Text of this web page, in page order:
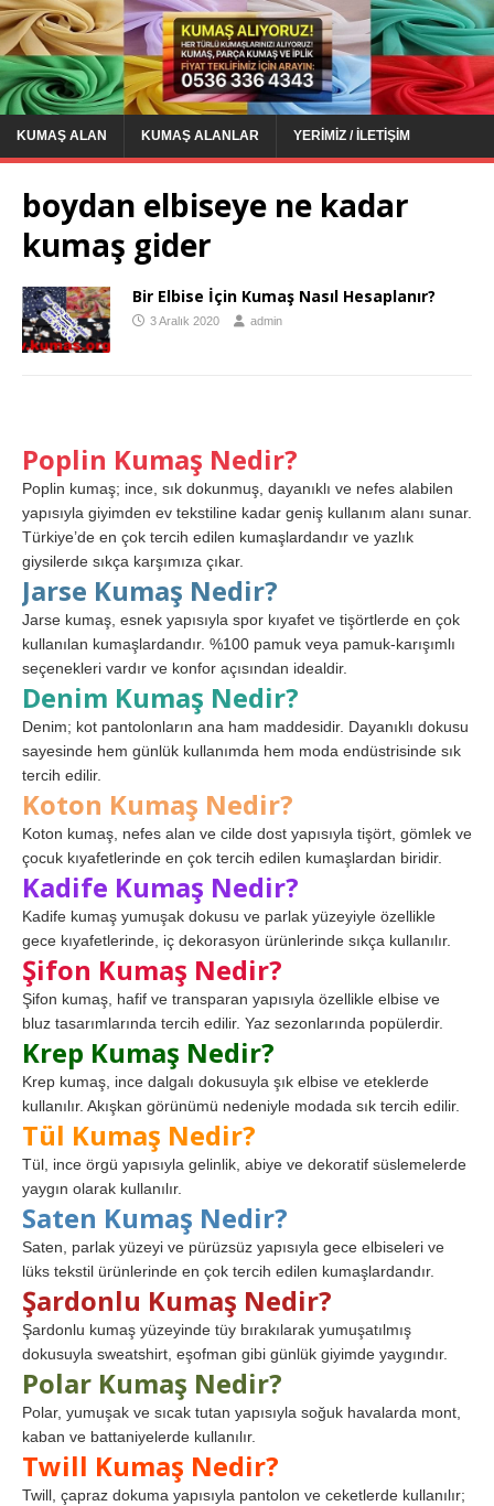
KUMAŞ ALAN KUMAŞ ALANLAR YERIMIZ / İLETIŞIM
boydan elbiseye ne kadar
kumaş gider
Bir Elbise İçin Kumaş Nasıl Hesaplanır?
3 Aralık 2020 admin
Poplin Kumaş Nedir?
Poplin kumaş; ince, sık dokunmuş, dayanıklı ve nefes alabilen
yapısıyla giyimden ev tekstiline kadar geniş kullanım alanı sunar.
Türkiye’de en çok tercih edilen kumaşlardandır ve yazlık
giysilerde sıkça karşımıza çıkar.
Jarse Kumaş Nedir?
Jarse kumaş, esnek yapısıyla spor kıyafet ve tişörtlerde en çok
kullanılan kumaşlardandır. %100 pamuk veya pamuk-karışımlı
seçenekleri vardır ve konfor açısından idealdir.
Denim Kumaş Nedir?
Denim; kot pantolonların ana ham maddesidir. Dayanıklı dokusu
sayesinde hem günlük kullanımda hem moda endüstrisinde sık
tercih edilir.
Koton Kumaş Nedir?
Koton kumaş, nefes alan ve cilde dost yapısıyla tişört, gömlek ve
çocuk kıyafetlerinde en çok tercih edilen kumaşlardan biridir.
Kadife Kumaş Nedir?
Kadife kumaş yumuşak dokusu ve parlak yüzeyiyle özellikle
gece kıyafetlerinde, iç dekorasyon ürünlerinde sıkça kullanılır.
Şifon Kumaş Nedir?
Şifon kumaş, hafif ve transparan yapısıyla özellikle elbise ve
bluz tasarımlarında tercih edilir. Yaz sezonlarında popülerdir.
Krep Kumaş Nedir?
Krep kumaş, ince dalgalı dokusuyla şık elbise ve eteklerde
kullanılır. Akışkan görünümü nedeniyle modada sık tercih edilir.
Tül Kumaş Nedir?
Tül, ince örgü yapısıyla gelinlik, abiye ve dekoratif süslemelerde
yaygın olarak kullanılır.
Saten Kumaş Nedir?
Saten, parlak yüzeyi ve pürüzsüz yapısıyla gece elbiseleri ve
lüks tekstil ürünlerinde en çok tercih edilen kumaşlardandır.
Şardonlu Kumaş Nedir?
Şardonlu kumaş yüzeyinde tüy bırakılarak yumuşatılmış
dokusuyla sweatshirt, eşofman gibi günlük giyimde yaygındır.
Polar Kumaş Nedir?
Polar, yumuşak ve sıcak tutan yapısıyla soğuk havalarda mont,
kaban ve battaniyelerde kullanılır.
Twill Kumaş Nedir?
Twill, çapraz dokuma yapısıyla pantolon ve ceketlerde kullanılır;